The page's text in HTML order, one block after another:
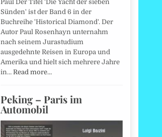
Paul Der Titel 'Die Yacht der sieben
Sünden' ist der Band 6 in der
Buchreihe 'Historical Diamond'. Der
Autor Paul Rosenhayn unternahm
nach seinem Jurastudium
ausgedehnte Reisen in Europa und
Amerika und hielt sich mehrere Jahre
in… Read more…
Peking – Paris im
Automobil